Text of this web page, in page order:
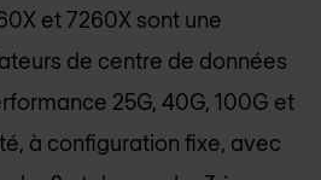
et 7260X sont une
de centre de données
25G, 40G, 100G et
à configuration fixe, avec